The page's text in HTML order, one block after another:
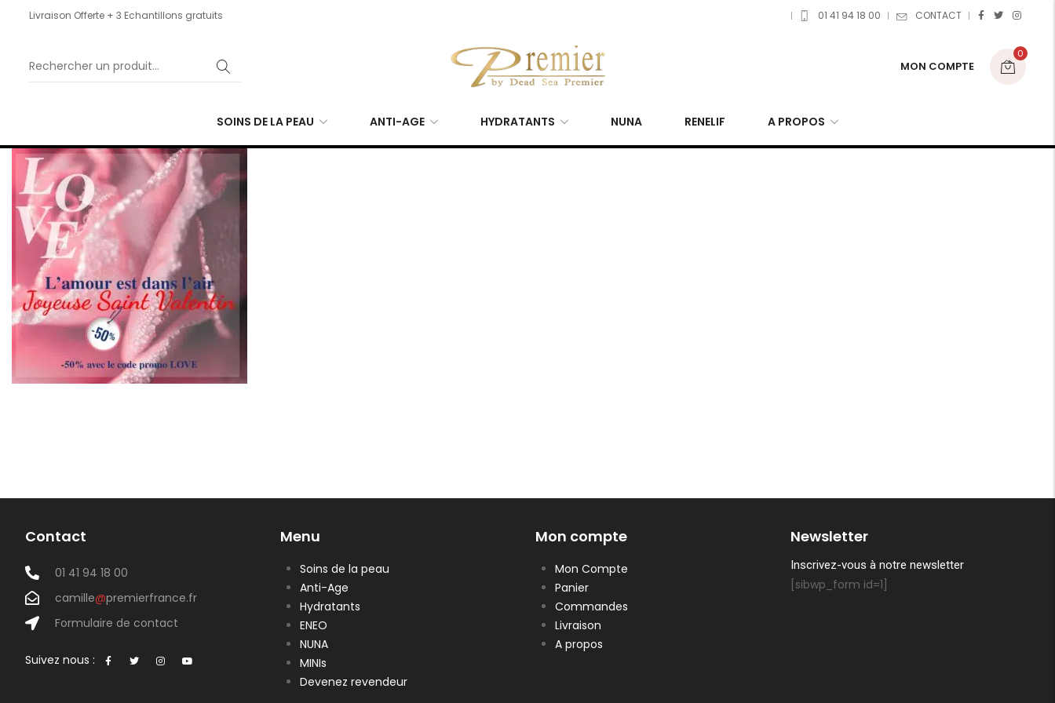
Livraison Offerte + 3 Echantillons gratuits 01 41 94 18 00 CONTACT
MON COMPTE
0
SOINS DE LA PEAU ANTI-AGE HYDRATANTS NUNA RENELIF A PROPOS
Contact
01 41 94 18 00
camille@premierfrance.fr
Formulaire de contact
Suivez nous :
Menu
Soins de la peau
Anti-Age
Hydratants
ENEO
NUNA
MINIs
Devenez revendeur
Mon compte
Mon Compte
Panier
Commandes
Livraison
A propos
Newsletter
Inscrivez-vous à notre newsletter
[sibwp_form id=1]